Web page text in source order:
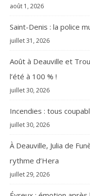
août 1, 2026
Saint-Denis : la police
juillet 31, 2026
Août à Deauville et
l’été à 100 % !
juillet 30, 2026
Incendies : tous
juillet 30, 2026
À Deauville, Julia de
rythme d’Hera
juillet 29, 2026